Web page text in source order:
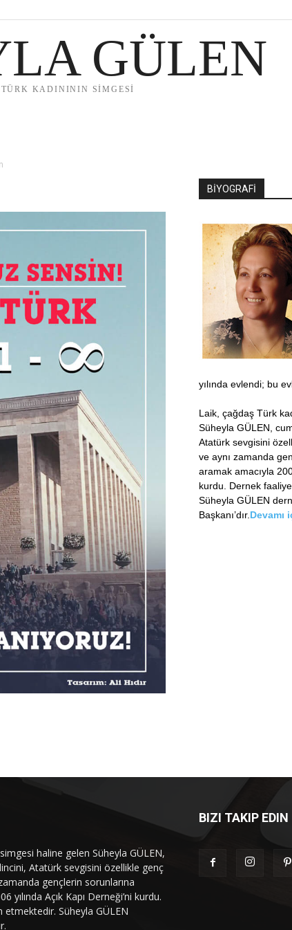
GÜLEN
KADINININ SİMGESİ
BİYOGRAFİ
yılında evlendi; bu
Laik, çağdaş Türk
Süheyla GÜLEN,
Atatürk sevgisini
ve aynı zamanda
aramak amacıyla
kurdu. Dernek
Süheyla GÜLEN
Başkanı’dır. Devamı
haline gelen Süheyla GÜLEN,
Atatürk sevgisini özellikle genç
gençlerin sorunlarına
yılında Açık Kapı Derneği’ni kurdu.
Süheyla GÜLEN
BIZI TAKIP EDIN